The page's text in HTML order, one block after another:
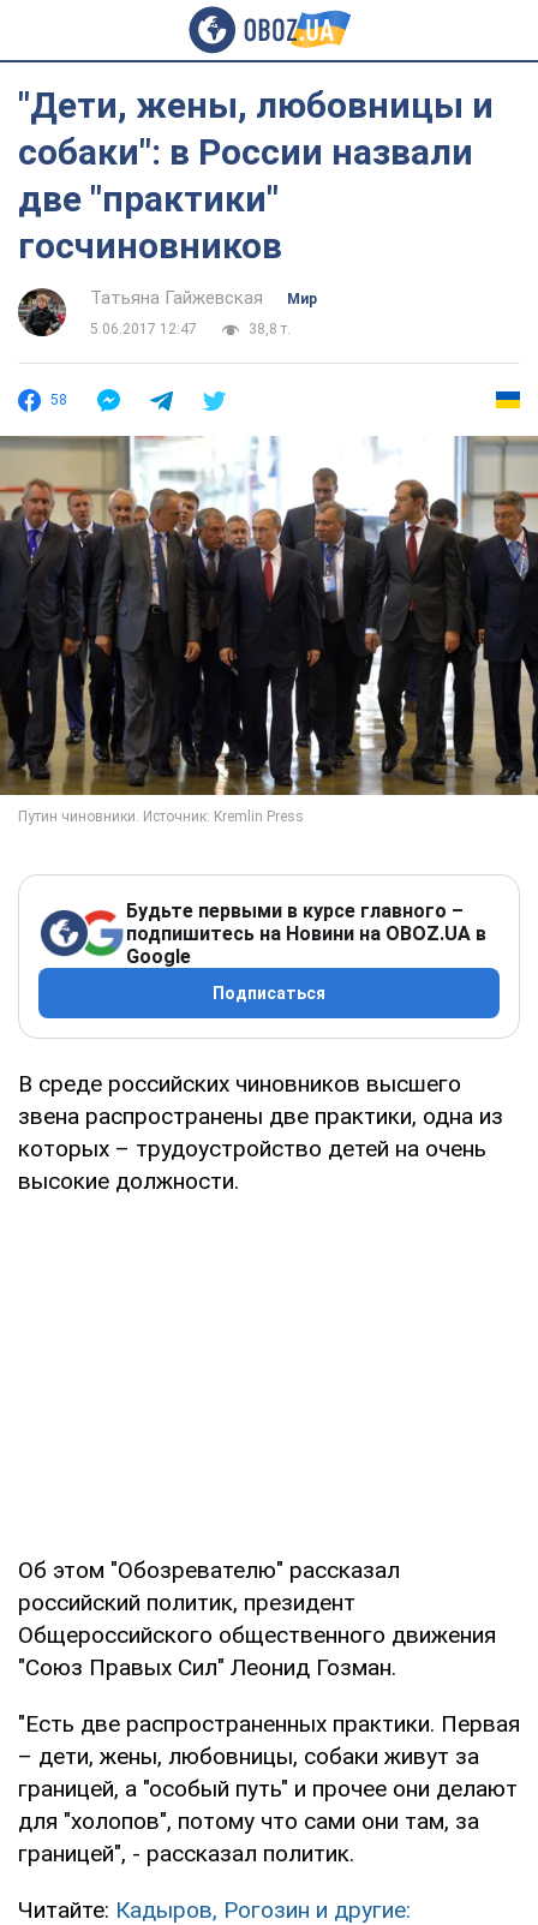
"Дети, жены, любовницы и
собаки": в России назвали
две "практики"
госчиновников
Татьяна Гайжевская
Мир
5.06.2017 12:47
38,8 т.
58
Будьте первыми в курсе главного –
подпишитесь на Новини на OBOZ.UA в
Google
Подписаться
В среде российских чиновников высшего
звена распространены две практики, одна из
которых – трудоустройство детей на очень
высокие должности.
Об этом "Обозревателю" рассказал
российский политик, президент
Общероссийского общественного движения
"Союз Правых Сил" Леонид Гозман.
"Есть две распространенных практики. Первая
– дети, жены, любовницы, собаки живут за
границей, а "особый путь" и прочее они делают
для "холопов", потому что сами они там, за
границей", - рассказал политик.
Читайте: Кадыров, Рогозин и другие: